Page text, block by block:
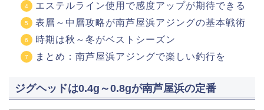
エステルライン使用で感度アップが期待できる
表層～中層攻略が南芦屋浜アジングの基本戦術
時期は秋～冬がベストシーズン
まとめ：南芦屋浜アジングで楽しい釣行を
ジグヘッドは0.4g～0.8gが南芦屋浜の定番